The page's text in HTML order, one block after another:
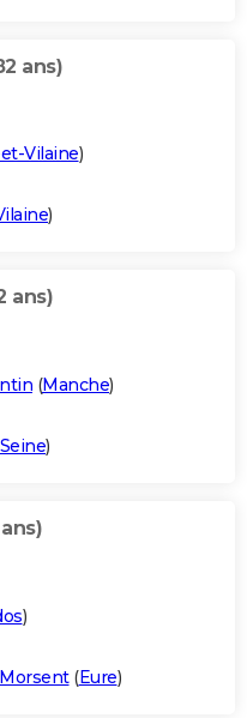
ans)
Vilaine)
)
ans)
(Manche)
)
)
(Eure)